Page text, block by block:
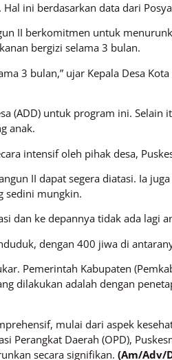
ini berdasarkan data dari
II berkomitmen untuk
bergizi selama 3 bulan.
3 bulan,” ujar Kepala Desa
(ADD) untuk program ini.
anak.
intensif oleh pihak desa,
II dapat segera diatasi. Ia
sedini mungkin.
dan ke depannya tidak ada lagi
dengan 400 jiwa di
Pemerintah Kabupaten
dilakukan adalah dengan
mulai dari aspek
Perangkat Daerah (OPD),
secara signifikan. (Am/Adv/